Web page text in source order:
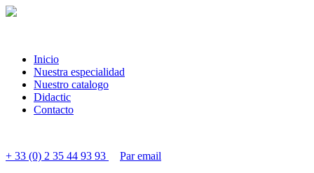
Inicio
Nuestra especialidad
Nuestro catalogo
Didactic
Contacto
+ 33 (0) 2 35 44 93 93
Par email